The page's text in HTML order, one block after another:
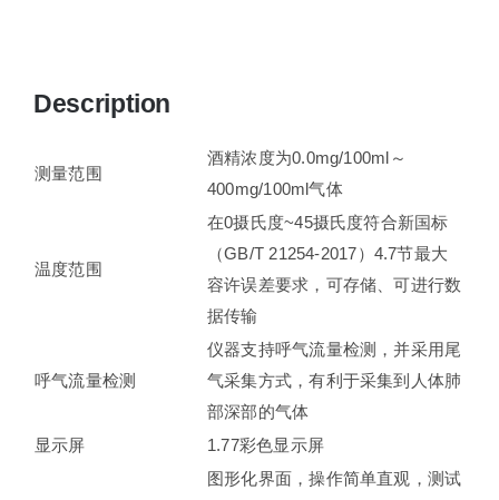
Description
测量范围
酒精浓度为0.0mg/100ml～
400mg/100ml气体
温度范围
在0摄氏度~45摄氏度符合新国标
（GB/T 21254-2017）4.7节最大
容许误差要求，可存储、可进行数
据传输
呼气流量检测
仪器支持呼气流量检测，并采用尾
气采集方式，有利于采集到人体肺
部深部的气体
显示屏
1.77彩色显示屏
图形化界面，操作简单直观，测试